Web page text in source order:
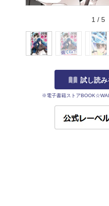
1 / 5
試し読み
※電子書籍ストア